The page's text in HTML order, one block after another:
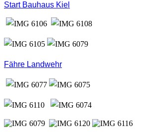
Start Bauhaus Kiel
Fähre Landwehr